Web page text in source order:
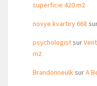
superficie 420 m2
novye kvartiry 668
psychologistsur
m2
BrandonneulksurA